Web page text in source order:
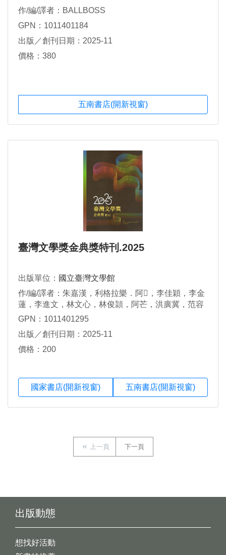
作/編/譯者：BALLBOSS
GPN：1011401184
出版／創刊日期：2025-11
價格：380
五南書店(開新視窗)
臺灣文學獎金典獎特刊.2025
出版單位： 國立臺灣文學館
作/編/譯者：朱嘉漢，利格拉樂．阿𡠄，李佳穎，李金
蓮，李進文，林文心，林俊頴，阿芒，洪廣冀，范容
瑛，馬翊航，張娟芬，連明偉，陳佩甄，陳雨航，童
潘家欣，藍永翔，魏貽君
GPN：1011401295
出版／創刊日期：2025-11
價格：200
國家書店(開新視窗) 五南書店(開新視窗)
上一頁 下一頁
出版動態
想找好活動